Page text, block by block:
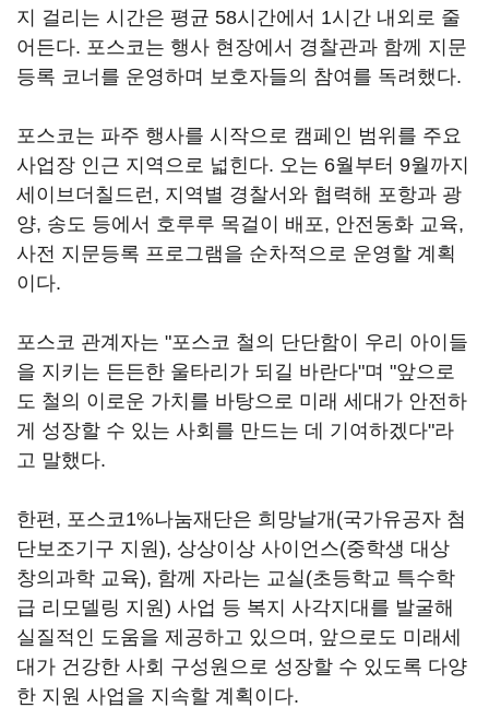
지 걸리는 시간은 평균 58시간에서 1시간 내외로 줄
어든다. 포스코는 행사 현장에서 경찰관과 함께 지문
등록 코너를 운영하며 보호자들의 참여를 독려했다.
포스코는 파주 행사를 시작으로 캠페인 범위를 주요
사업장 인근 지역으로 넓힌다. 오는 6월부터 9월까지
세이브더칠드런, 지역별 경찰서와 협력해 포항과 광
양, 송도 등에서 호루루 목걸이 배포, 안전동화 교육,
사전 지문등록 프로그램을 순차적으로 운영할 계획
이다.
포스코 관계자는 "포스코 철의 단단함이 우리 아이들
을 지키는 든든한 울타리가 되길 바란다"며 "앞으로
도 철의 이로운 가치를 바탕으로 미래 세대가 안전하
게 성장할 수 있는 사회를 만드는 데 기여하겠다"라
고 말했다.
한편, 포스코1%나눔재단은 희망날개(국가유공자 첨
단보조기구 지원), 상상이상 사이언스(중학생 대상
창의과학 교육), 함께 자라는 교실(초등학교 특수학
급 리모델링 지원) 사업 등 복지 사각지대를 발굴해
실질적인 도움을 제공하고 있으며, 앞으로도 미래세
대가 건강한 사회 구성원으로 성장할 수 있도록 다양
한 지원 사업을 지속할 계획이다.